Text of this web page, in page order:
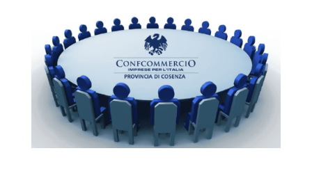
b
o
o
k
dI
n
A
p
p
a
m
n
g
er
k.
c
o
m
o
o
M
ai
l
di
di